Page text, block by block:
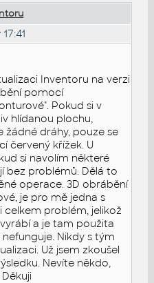
Inventoru na verzi
pomocí
Pokud si v
hlídanou plochu,
žádné dráhy, pouze se
červený křížek. U
si navolím některé
bez problémů. Dělá to
operace. 3D obrábění
je pro mě jedna s
celkem problém, jelikož
a je tam použita
Nikdy s tým
Už jsem zkoušel
Nevíte někdo,
Děkuji